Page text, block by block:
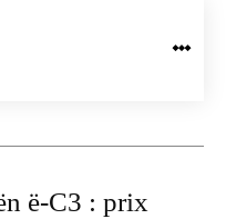
ë-C3 : prix